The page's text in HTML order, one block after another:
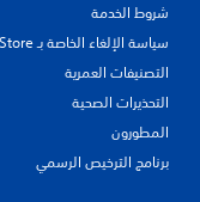
شروط الخدمة
سياسة الإلغاء الخاصة بـ PS Store
التصنيفات العمرية
التحذيرات الصحية
المطورون
برنامج الترخيص الرسمي